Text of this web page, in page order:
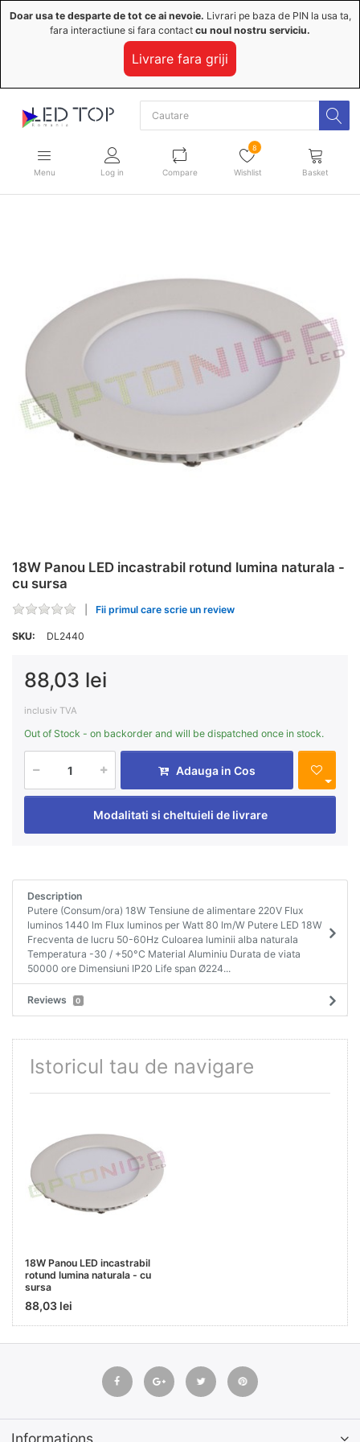
Doar usa te desparte de tot ce ai nevoie. Livrari pe baza de PIN la usa ta,
fara interactiune si fara contact cu noul nostru serviciu.
Livrare fara griji
Menu Log in Compare
8
Wishlist Basket
18W Panou LED incastrabil rotund lumina naturala -
cu sursa
Fii primul care scrie un review
SKU: DL2440
88,03 lei
inclusiv TVA
Out of Stock - on backorder and will be dispatched once in stock.
Adauga in Cos
Modalitati si cheltuieli de livrare
Description
Putere (Consum/ora) 18W Tensiune de alimentare 220V Flux
luminos 1440 lm Flux luminos per Watt 80 lm/W Putere LED 18W
Frecventa de lucru 50-60Hz Culoarea luminii alba naturala
Temperatura -30 / +50°C Material Aluminiu Durata de viata
50000 ore Dimensiuni IP20 Life span Ø224...
Reviews 0
Istoricul tau de navigare
18W Panou LED incastrabil
rotund lumina naturala - cu
sursa
88,03 lei
Informations